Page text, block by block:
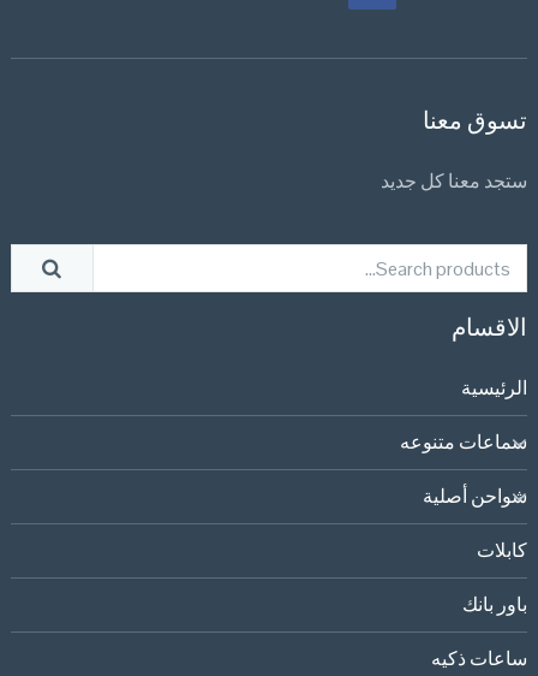
تسوق معنا
ستجد معنا كل جديد
الاقسام
الرئيسية
سماعات متنوعه
شواحن أصلية
كابلات
باور بانك
ساعات ذكيه